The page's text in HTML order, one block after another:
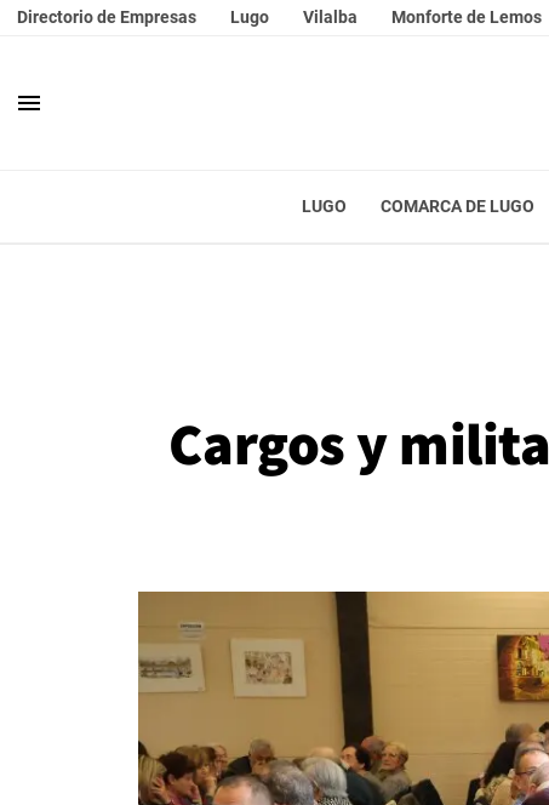
Directorio de Empresas Lugo Vilalba Monforte de Lemos
menu
LUGO COMARCA DE LUGO
Cargos y